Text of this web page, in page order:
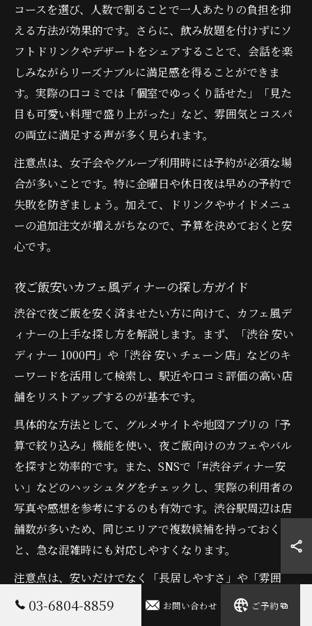
コースを選び、人数で割ることで一人あたりの負担を抑
える方法が効果的です。さらに、飲み放題を付けずにソ
フトドリンクやデザートをシェアすることで、会話を楽
しみながらリーズナブルに満足感を得ることができま
す。実際の口コミでは「個室でゆっくり話せた」「見た
目も可愛い料理で盛り上がった」など、雰囲気とコスパ
の両立に満足する声が多く見られます。
注意点は、女子会やグループ利用時には予約が必須な場
合が多いことです。特に金曜日や休日夜は早めの予約で
失敗を防ぎましょう。加えて、ドリンクやサイドメニュ
ーの追加注文が増えがちなので、予算を決めておくと安
心です。
夜ご飯安いカフェ風ディナーの探し方ガイド
渋谷で夜ご飯を安く済ませたい方に向けて、カフェ風デ
ィナーの上手な探し方を解説します。まず、「渋谷 安い
ディナー 1000円」や「渋谷 安い チェーン店」などのキ
ーワードを活用して検索し、駅近や口コミ評価の高い店
舗をリストアップするのが基本です。
具体的な方法として、グルメサイトや地図アプリの「予
算で絞り込み」機能を使い、夜ご飯向けのカフェやバル
を探すと効率的です。また、SNSで「#渋谷ディナー安
い」などのハッシュタグをチェックし、実際の利用者の
写真や感想を参考にするのも有効です。渋谷駅周辺は店
舗数が多いため、同じエリアで複数候補を持っておく
と、急な混雑時にも対応しやすくなります。
注意点は、安いだけでなく「長居しやすさ」や「雰囲
気」も重視することです。安さ優先で選ぶと混雑や騒が
03-6804-8859 お問い合わせ ご予約